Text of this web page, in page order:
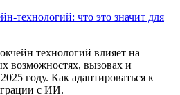
технологий: что это значит для
технологий влияет на
возможностях, вызовах и
году. Как адаптироваться к
с ИИ.